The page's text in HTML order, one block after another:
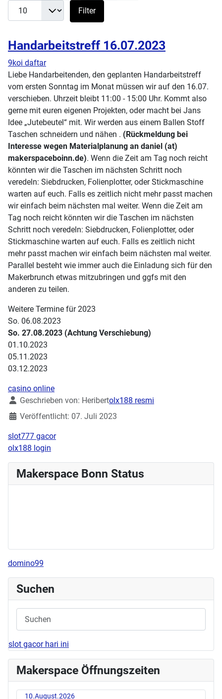
Filter
Handarbeitstreff 16.07.2023
9koi daftar
Liebe Handarbeitenden, den geplanten Handarbeitstreff
vom ersten Sonntag im Monat müssen wir auf den 16.07.
verschieben. Uhrzeit bleibt 11:00 - 15:00 Uhr. Kommt also
gerne mit euren eigenen Projekten, oder macht bei Jans
Idee „Jutebeutel“ mit. Wir werden aus einem Ballen Stoff
Taschen schneidern und nähen . (Rückmeldung bei
Interesse wegen Materialplanung an daniel (at)
makerspaceboinn.de). Wenn die Zeit am Tag noch reicht
könnten wir die Taschen im nächsten Schritt noch
veredeln: Siebdrucken, Folienplotter, oder Stickmaschine
warten auf euch. Falls es zeitlich nicht mehr passt machen
wir einfach beim nächsten mal weiter. Wenn die Zeit am
Tag noch reicht könnten wir die Taschen im nächsten
Schritt noch veredeln: Siebdrucken, Folienplotter, oder
Stickmaschine warten auf euch. Falls es zeitlich nicht
mehr passt machen wir einfach beim nächsten mal weiter.
Parallel besteht wie immer auch die Einladung sich für den
Makerbrunch etwas mitzubringen und ggfs mit den
anderen zu teilen.
Weitere Termine für 2023
So. 06.08.2023
So. 27.08.2023 (Achtung Verschiebung)
01.10.2023
05.11.2023
03.12.2023
casino online
DetailsGeschrieben von: Heribertolx188 resmi
Veröffentlicht: 07. Juli 2023
slot777 gacor
olx188 login
Makerspace Bonn Status
domino99
Suchen
slot gacor hari ini
Makerspace Öffnungszeiten
10.August.2026